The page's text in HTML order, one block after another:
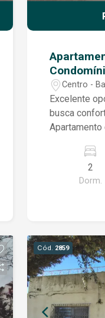
Centro -
Excelente
busca
pia, área de
tanque,
dormitórios,
e
disso, o
posição
iluminação e
Localizado
oferece fácil
2
Dorm.
Cód. 2859